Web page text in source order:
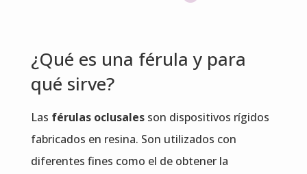
¿Qué es una férula y para
qué sirve?
Las férulas oclusalesson dispositivos rígidos
fabricados en resina. Son utilizados con
diferentes fines como el de obtener la